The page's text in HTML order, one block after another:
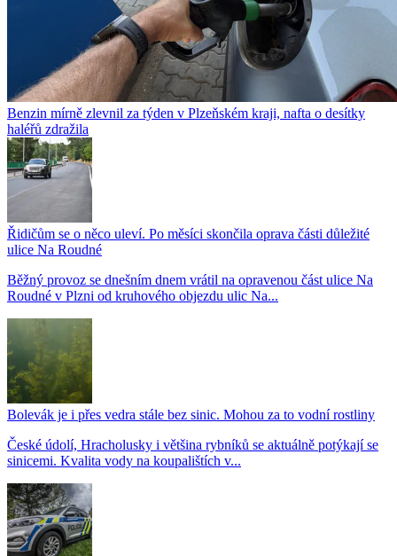
Benzin mírně zlevnil za týden v Plzeňském kraji, nafta o desítky
haléřů zdražila
Řidičům se o něco uleví. Po měsíci skončila oprava části důležité
ulice Na Roudné
Běžný provoz se dnešním dnem vrátil na opravenou část ulice Na
Roudné v Plzni od kruhového objezdu ulic Na...
Bolevák je i přes vedra stále bez sinic. Mohou za to vodní rostliny
České údolí, Hracholusky i většina rybníků se aktuálně potýkají se
sinicemi. Kvalita vody na koupalištích v...